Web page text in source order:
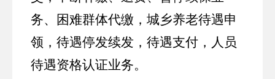
务、困难群体代缴 ， 城乡养老待遇申
领 ， 待遇停发续发 ， 待遇支付，人员
待遇资格认证业务。